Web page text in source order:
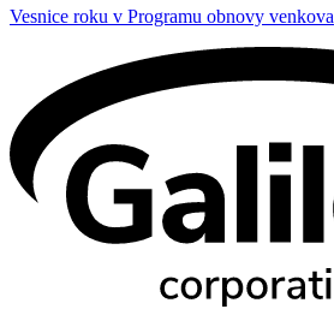
Vesnice roku v Programu obnovy venkova